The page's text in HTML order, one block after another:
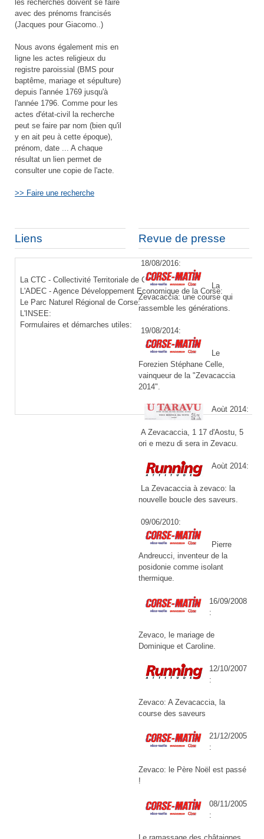
les recherches doivent se faire
avec des prénoms francisés
(Jacques pour Giacomo..)
Nous avons également mis en
ligne les actes religieux du
registre paroissial (BMS pour
baptême, mariage et sépulture)
depuis l'année 1769 jusqu'à
l'année 1796. Comme pour les
actes d'état-civil la recherche
peut se faire par nom (bien qu'il
y en ait peu à cette époque),
prénom, date ... A chaque
résultat un lien permet de
consulter une copie de l'acte.
>> Faire une recherche
Liens
La CTC - Collectivité Territoriale de Corse:
L'ADEC - Agence Développement Economique de la Corse:
Le Parc Naturel Régional de Corse:
L'INSEE:
Formulaires et démarches utiles:
Revue de presse
18/08/2016:
La
Zevacaccia: une course qui
rassemble les générations.
19/08/2014:
Le
Forezien Stéphane Celle,
vainqueur de la "Zevacaccia
2014".
Aoùt 2014:
A Zevacaccia, 1 17 d'Aostu, 5
ori e mezu di sera in Zevacu.
Aoùt 2014:
La Zevacaccia à zevaco: la
nouvelle boucle des saveurs.
09/06/2010:
Pierre
Andreucci, inventeur de la
posidonie comme isolant
thermique.
16/09/2008
:
Zevaco, le mariage de
Dominique et Caroline.
12/10/2007
:
Zevaco: A Zevacaccia, la
course des saveurs
21/12/2005
:
Zevaco: le Père Noël est passé
!
08/11/2005
: